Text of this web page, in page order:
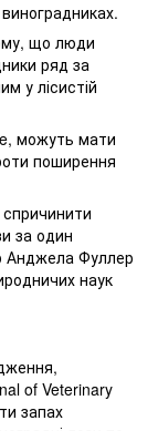
що люди
ряд за
у лісистій
можуть мати
поширення
за один
Анджела Фуллер
наук
of Veterinary
запах